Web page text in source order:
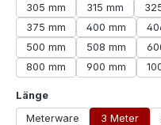
305 mm
315 mm
375 mm
400 mm
500 mm
508 mm
800 mm
900 mm
Längeauswählen
Meterware
3 Meter